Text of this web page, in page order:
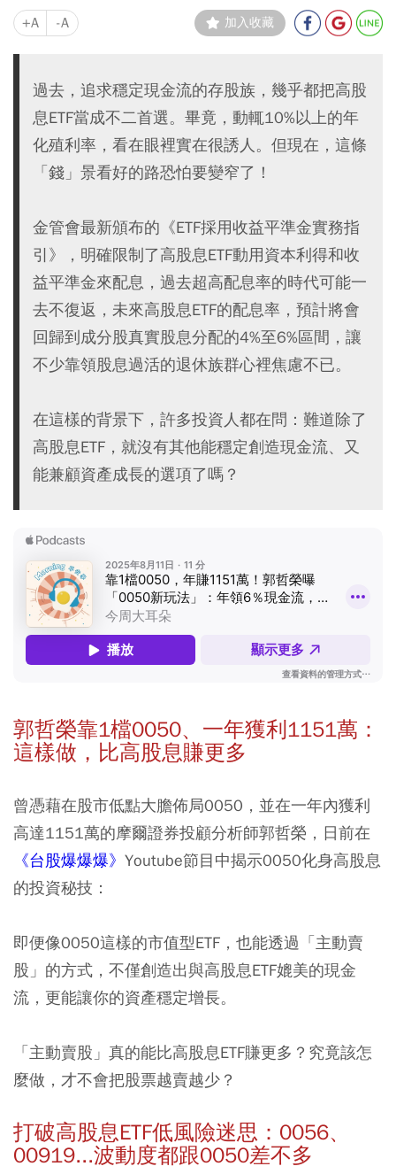
+A -A 加入收藏
過去，追求穩定現金流的存股族，幾乎都把高股
息ETF當成不二首選。畢竟，動輒10%以上的年
化殖利率，看在眼裡實在很誘人。但現在，這條
「錢」景看好的路恐怕要變窄了！
金管會最新頒布的《ETF採用收益平準金實務指
引》，明確限制了高股息ETF動用資本利得和收
益平準金來配息，過去超高配息率的時代可能一
去不復返，未來高股息ETF的配息率，預計將會
回歸到成分股真實股息分配的4%至6%區間，讓
不少靠領股息過活的退休族群心裡焦慮不已。
在這樣的背景下，許多投資人都在問：難道除了
高股息ETF，就沒有其他能穩定創造現金流、又
能兼顧資產成長的選項了嗎？
郭哲榮靠1檔0050、一年獲利1151萬：
這樣做，比高股息賺更多
曾憑藉在股市低點大膽佈局0050，並在一年內獲利
高達1151萬的摩爾證券投顧分析師郭哲榮，日前在
《台股爆爆爆》 Youtube節目中揭示0050化身高股息
的投資秘技：
即便像0050這樣的市值型ETF，也能透過「主動賣
股」的方式，不僅創造出與高股息ETF媲美的現金
流，更能讓你的資產穩定增長。
「主動賣股」真的能比高股息ETF賺更多？究竟該怎
麼做，才不會把股票越賣越少？
打破高股息ETF低風險迷思：0056、
00919...波動度都跟0050差不多